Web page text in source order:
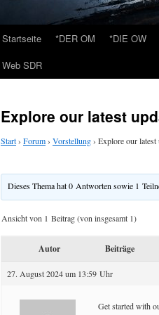
Startseite *DER OM
*DIE OW
Web SDR
Explore our latest
Start› Forum› Vorstellung› Explore our
Dieses Thema hat 0 Antworten sowie 1
Ansicht von 1 Beitrag (von insgesamt 1)
Autor Beiträge
27. August 2024 um 13:59 Uhr
Get started with